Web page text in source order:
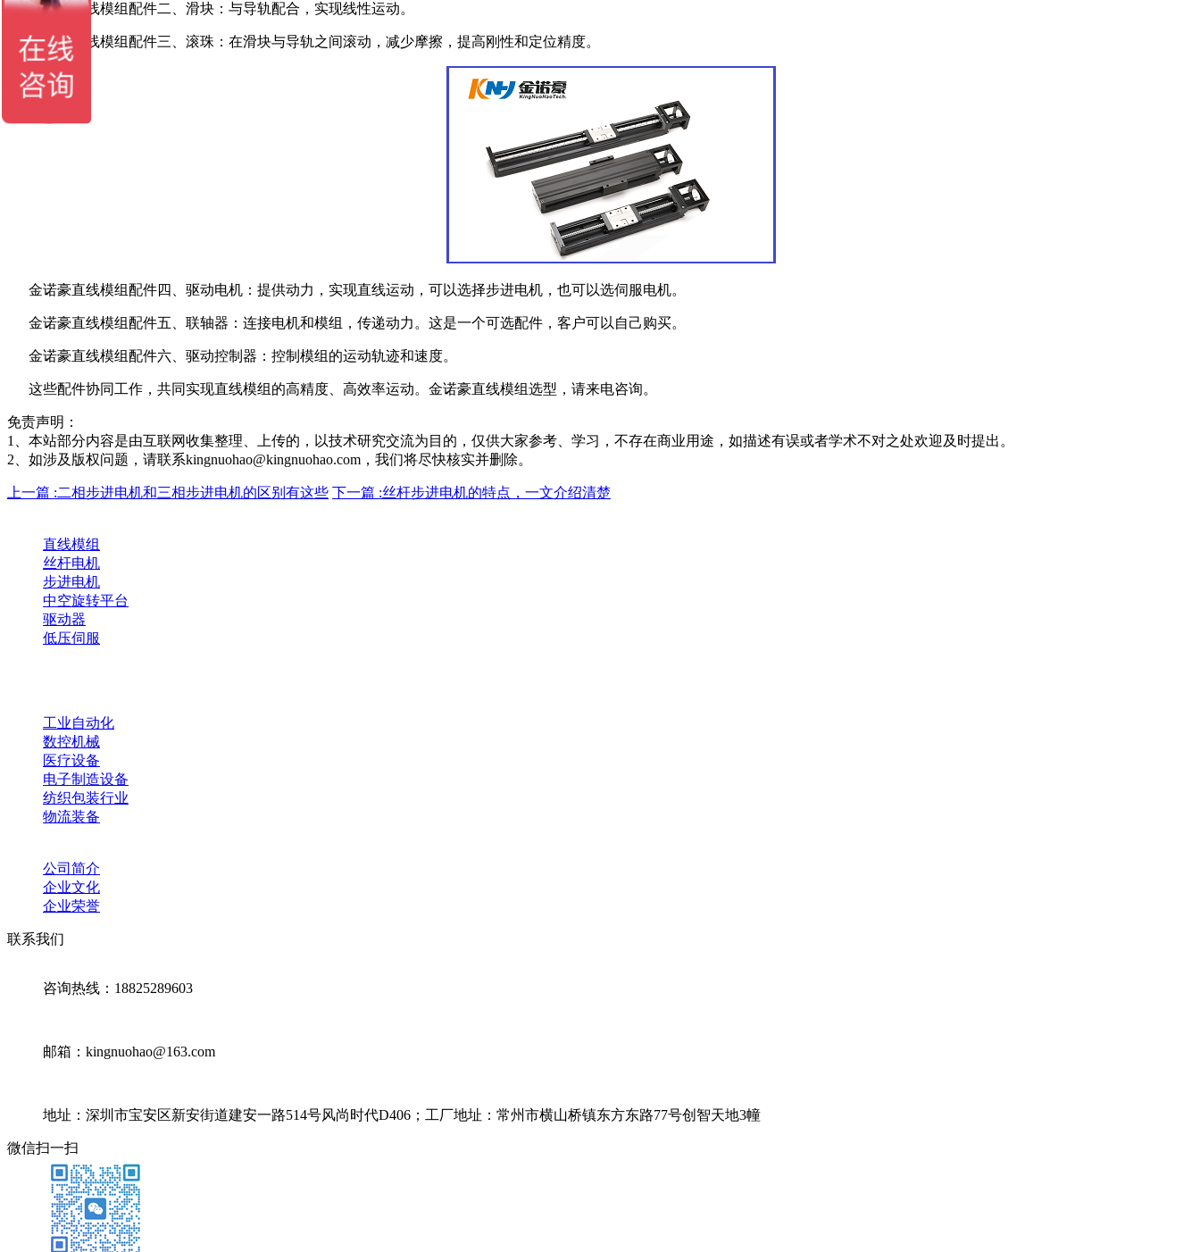
金诺豪直线模组配件二、滑块：与导轨配合，实现线性运动。
金诺豪直线模组配件三、滚珠：在滑块与导轨之间滚动，减少摩擦，提高刚性和定位精度。
金诺豪直线模组配件四、驱动电机：提供动力，实现直线运动，可以选择步进电机，也可以选伺服电机。
金诺豪直线模组配件五、联轴器：连接电机和模组，传递动力。这是一个可选配件，客户可以自己购买。
金诺豪直线模组配件六、驱动控制器：控制模组的运动轨迹和速度。
这些配件协同工作，共同实现直线模组的高精度、高效率运动。金诺豪直线模组选型，请来电咨询。
免责声明：
1、本站部分内容是由互联网收集整理、上传的，以技术研究交流为目的，仅供大家参考、学习，不存在商业用途，如描述有误或者学术不对之处欢迎及时提出。
2、如涉及版权问题，请联系kingnuohao@kingnuohao.com，我们将尽快核实并删除。
上一篇 :二相步进电机和三相步进电机的区别有这些 下一篇 :丝杆步进电机的特点，一文介绍清楚
直线模组
丝杆电机
步进电机
中空旋转平台
驱动器
低压伺服
工业自动化
数控机械
医疗设备
电子制造设备
纺织包装行业
物流装备
公司简介
企业文化
企业荣誉
联系我们
咨询热线：18825289603
邮箱：kingnuohao@163.com
地址：深圳市宝安区新安街道建安一路514号风尚时代D406；工厂地址：常州市横山桥镇东方东路77号创智天地3幢
微信扫一扫